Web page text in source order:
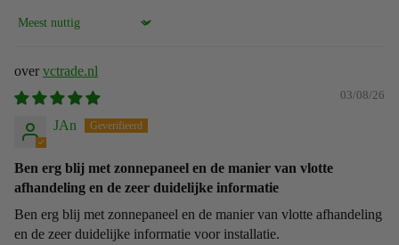
Sort by
vctrade.nl
03/08/26
JAn
Ben erg blij met zonnepaneel en de manier van vlotte
afhandeling en de zeer duidelijke informatie
Ben erg blij met zonnepaneel en de manier van vlotte afhandeling
en de zeer duidelijke informatie voor installatie.